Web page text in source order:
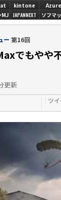
kintone Azure
MJ JAPANNEXT ソフマ
ー 第16回
でもやや
更新
ツ